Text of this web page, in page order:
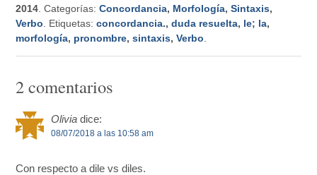
2014 . Categorías:Concordancia, Morfología,Sintaxis,
Verbo . Etiquetas:concordancia.,duda resuelta, le; la,
morfología, pronombre,sintaxis,Verbo
2 comentarios
Olivia dice:
08/07/2018 a las 10:58 am
Con respecto a dile vs diles.